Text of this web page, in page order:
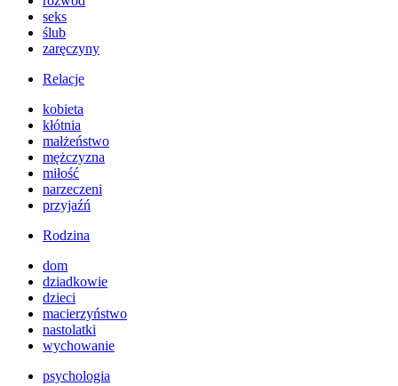
seks
ślub
zaręczyny
Relacje
kobieta
kłótnia
małżeństwo
mężczyzna
miłość
narzeczeni
przyjaźń
Rodzina
dom
dziadkowie
dzieci
macierzyństwo
nastolatki
wychowanie
psychologia